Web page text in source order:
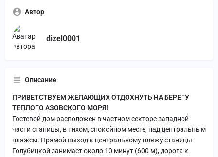
Автор
dizel0001
Описание
ПРИВЕТСТВУЕМ ЖЕЛАЮЩИХ ОТДОХНУТЬ НА БЕРЕГУ
ТЕПЛОГО АЗОВСКОГО МОРЯ!
Гостевой дом расположен в частном секторе западной
части станицы, в тихом, спокойном месте, над центральным
пляжем. Прямой выход к центральному пляжу станицы
Голубицкой занимает около 10 минут (600 м), дорога к